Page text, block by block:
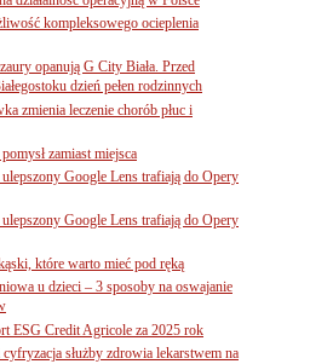
kompleksowego ocieplenia
opanują G City Biała. Przed
dzień pełen rodzinnych
zmienia leczenie chorób płuc i
zamiast miejsca
Google Lens trafiają do Opery
Google Lens trafiają do Opery
które warto mieć pod ręką
u dzieci – 3 sposoby na oswajanie
ESG Credit Agricole za 2025 rok
służby zdrowia lekarstwem na